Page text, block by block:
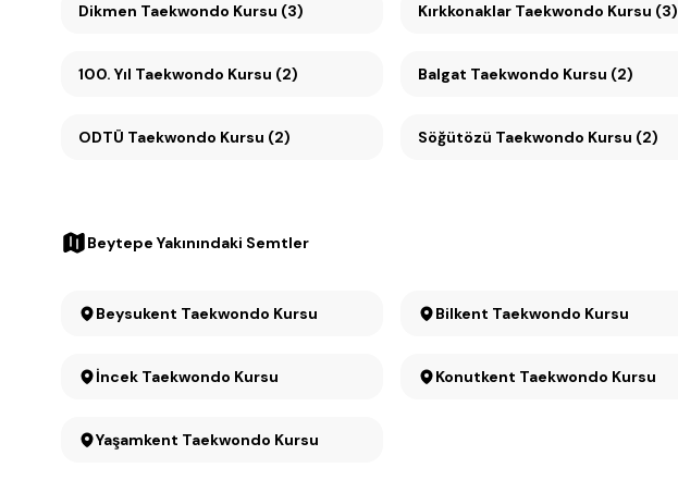
Dikmen Taekwondo Kursu (3) Kırkkonaklar Taekwondo Kursu (3)
100. Yıl Taekwondo Kursu (2) Balgat Taekwondo Kursu (2)
ODTÜ Taekwondo Kursu (2) Söğütözü Taekwondo Kursu (2)
Beytepe Yakınındaki Semtler
Beysukent Taekwondo Kursu Bilkent Taekwondo Kursu
İncek Taekwondo Kursu Konutkent Taekwondo Kursu
Yaşamkent Taekwondo Kursu